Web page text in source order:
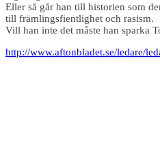
Eller så går han till historien som
till främlingsfientlighet och rasism.
Vill han inte det måste han sparka
http://www.aftonbladet.se/ledare/